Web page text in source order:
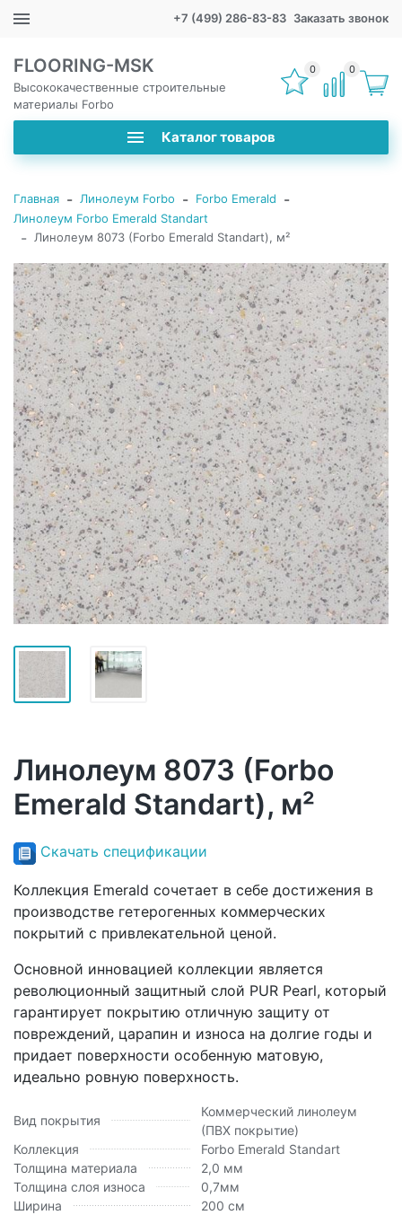
+7 (499) 286-83-83 Заказать звонок
FLOORING-MSK
Высококачественные строительные
материалы Forbo
Каталог товаров
0 0
Главная - Линолеум Forbo - Forbo Emerald -
Линолеум Forbo Emerald Standart
- Линолеум 8073 (Forbo Emerald Standart), м²
Линолеум 8073 (Forbo
Emerald Standart), м²
Скачать спецификации
Коллекция Emerald сочетает в себе достижения в
производстве гетерогенных коммерческих
покрытий с привлекательной ценой.
Основной инновацией коллекции является
революционный защитный слой PUR Pearl, который
гарантирует покрытию отличную защиту от
повреждений, царапин и износа на долгие годы и
придает поверхности особенную матовую,
идеально ровную поверхность.
Вид покрытия
Коммерческий линолеум
(ПВХ покрытие)
Коллекция
Forbo Emerald Standart
Толщина материала
2,0 мм
Толщина слоя износа
0,7мм
Ширина
200 см